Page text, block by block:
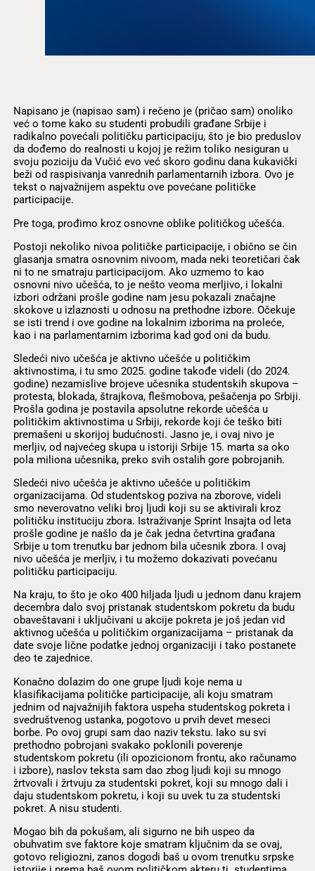
Napisano je (napisao sam) i rečeno je (pričao sam) onoliko
već o tome kako su studenti probudili građane Srbije i
radikalno povećali političku participaciju, što je bio preduslov
da dođemo do realnosti u kojoj je režim toliko nesiguran u
svoju poziciju da Vučić evo već skoro godinu dana kukavički
beži od raspisivanja vanrednih parlamentarnih izbora. Ovo je
tekst o najvažnijem aspektu ove povećane političke
participacije.
Pre toga, prođimo kroz osnovne oblike političkog učešća.
Postoji nekoliko nivoa političke participacije, i obično se čin
glasanja smatra osnovnim nivoom, mada neki teoretičari čak
ni to ne smatraju participacijom. Ako uzmemo to kao
osnovni nivo učešća, to je nešto veoma merljivo, i lokalni
izbori održani prošle godine nam jesu pokazali značajne
skokove u izlaznosti u odnosu na prethodne izbore. Očekuje
se isti trend i ove godine na lokalnim izborima na proleće,
kao i na parlamentarnim izborima kad god oni da budu.
Sledeći nivo učešća je aktivno učešće u političkim
aktivnostima, i tu smo 2025. godine takođe videli (do 2024.
godine) nezamislive brojeve učesnika studentskih skupova –
protesta, blokada, štrajkova, flešmobova, pešačenja po Srbiji.
Prošla godina je postavila apsolutne rekorde učešća u
političkim aktivnostima u Srbiji, rekorde koji će teško biti
premašeni u skorijoj budućnosti. Jasno je, i ovaj nivo je
merljiv, od najvećeg skupa u istoriji Srbije 15. marta sa oko
pola miliona učesnika, preko svih ostalih gore pobrojanih.
Sledeći nivo učešća je aktivno učešće u političkim
organizacijama. Od studentskog poziva na zborove, videli
smo neverovatno veliki broj ljudi koji su se aktivirali kroz
političku instituciju zbora. Istraživanje Sprint Insajta od leta
prošle godine je našlo da je čak jedna četvrtina građana
Srbije u tom trenutku bar jednom bila učesnik zbora. I ovaj
nivo učešća je merljiv, i tu možemo dokazivati povećanu
političku participaciju.
Na kraju, to što je oko 400 hiljada ljudi u jednom danu krajem
decembra dalo svoj pristanak studentskom pokretu da budu
obaveštavani i uključivani u akcije pokreta je još jedan vid
aktivnog učešća u političkim organizacijama – pristanak da
date svoje lične podatke jednoj organizaciji i tako postanete
deo te zajednice.
Konačno dolazim do one grupe ljudi koje nema u
klasifikacijama političke participacije, ali koju smatram
jednim od najvažnijih faktora uspeha studentskog pokreta i
svedruštvenog ustanka, pogotovo u prvih devet meseci
borbe. Po ovoj grupi sam dao naziv tekstu. Iako su svi
prethodno pobrojani svakako poklonili poverenje
studentskom pokretu (ili opozicionom frontu, ako računamo
i izbore), naslov teksta sam dao zbog ljudi koji su mnogo
žrtvovali i žrtvuju za studentski pokret, koji su mnogo dali i
daju studentskom pokretu, i koji su uvek tu za studentski
pokret. A nisu studenti.
Mogao bih da pokušam, ali sigurno ne bih uspeo da
obuhvatim sve faktore koje smatram ključnim da se ovaj,
gotovo religiozni, zanos dogodi baš u ovom trenutku srpske